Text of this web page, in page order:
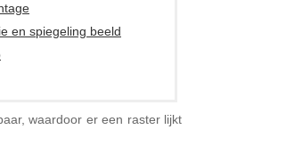
en spiegeling beeld
waardoor er een raster lijkt